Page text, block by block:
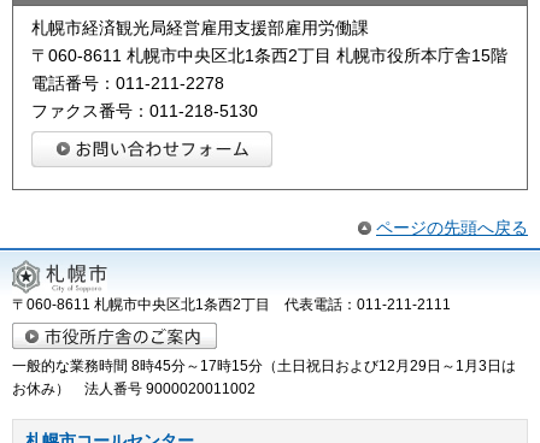
札幌市経済観光局経営雇用支援部雇用労働課
〒060-8611 札幌市中央区北1条西2丁目 札幌市役所本庁舎15階
電話番号：011-211-2278
ファクス番号：011-218-5130
ページの先頭へ戻る
〒060-8611 札幌市中央区北1条西2丁目 代表電話：011-211-2111
一般的な業務時間 8時45分～17時15分（土日祝日および12月29日～1月3日は
お休み） 法人番号 9000020011002